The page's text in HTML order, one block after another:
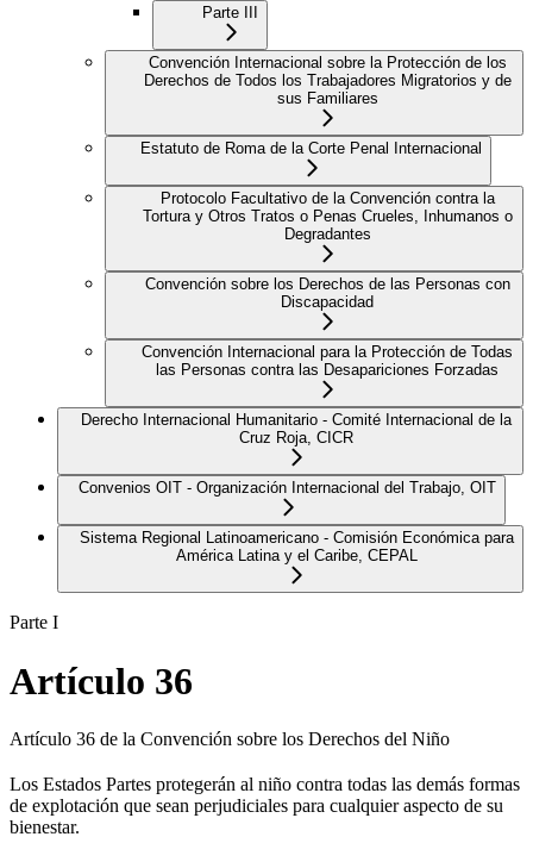
Parte III
Convención Internacional sobre la Protección de los
Derechos de Todos los Trabajadores Migratorios y de
sus Familiares
Estatuto de Roma de la Corte Penal Internacional
Protocolo Facultativo de la Convención contra la
Tortura y Otros Tratos o Penas Crueles, Inhumanos o
Degradantes
Convención sobre los Derechos de las Personas con
Discapacidad
Convención Internacional para la Protección de Todas
las Personas contra las Desapariciones Forzadas
Derecho Internacional Humanitario - Comité Internacional de la
Cruz Roja, CICR
Convenios OIT - Organización Internacional del Trabajo, OIT
Sistema Regional Latinoamericano - Comisión Económica para
América Latina y el Caribe, CEPAL
Parte I
Artículo 36
Artículo 36 de la Convención sobre los Derechos del Niño
Los Estados Partes protegerán al niño contra todas las demás formas
de explotación que sean perjudiciales para cualquier aspecto de su
bienestar.